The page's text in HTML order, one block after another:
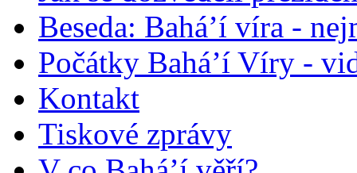
Beseda: Bahá’í víra -
Počátky Bahá’í Víry -
Kontakt
Tiskové zprávy